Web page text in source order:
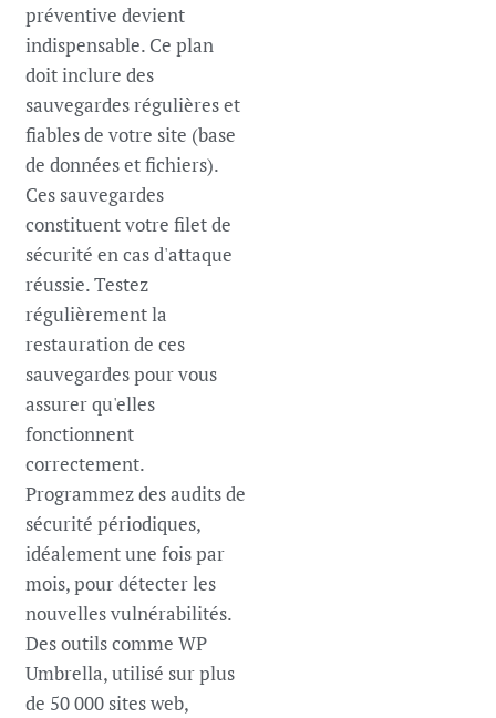
préventive devient
indispensable. Ce plan
doit inclure des
sauvegardes régulières et
fiables de votre site (base
de données et fichiers).
Ces sauvegardes
constituent votre filet de
sécurité en cas d'attaque
réussie. Testez
régulièrement la
restauration de ces
sauvegardes pour vous
assurer qu'elles
fonctionnent
correctement.
Programmez des audits de
sécurité périodiques,
idéalement une fois par
mois, pour détecter les
nouvelles vulnérabilités.
Des outils comme WP
Umbrella, utilisé sur plus
de 50 000 sites web,